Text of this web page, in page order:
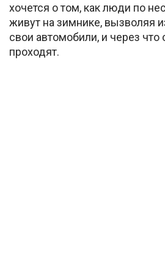
хочется о том, как люди по
живут на зимнике, вызволяя
свои автомобили, и через что
проходят.